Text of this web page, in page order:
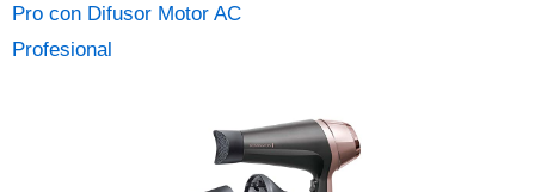
Pro con Difusor Motor AC
Profesional